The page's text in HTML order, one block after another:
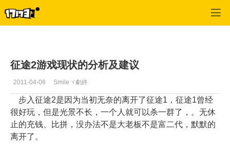
征途2游戏现状的分析及建议
2011-04-08 Smileヾ劇終
步入征途2是因为当初无奈的离开了征途1，征途1曾经
很好玩，但是光景不长，一个人就可以杀一群了，。无休
止的充钱、比拼，没办法不是大老板不是富二代，默默的
离开了。